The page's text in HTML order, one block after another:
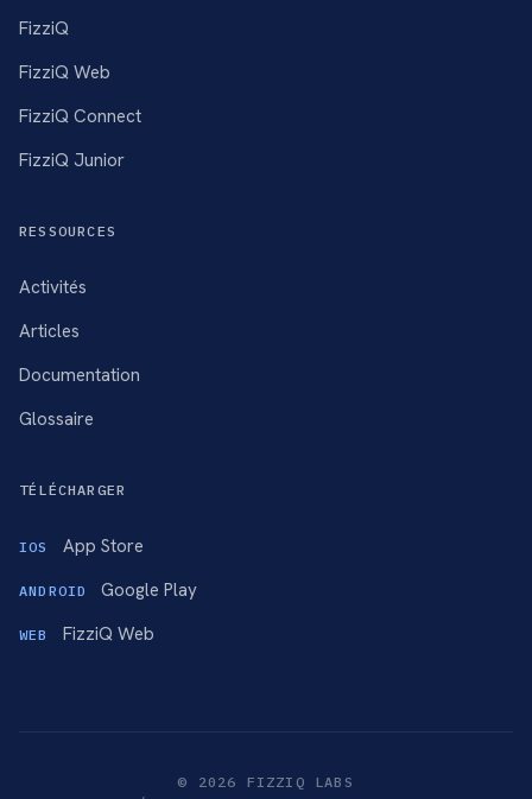
FizziQ
FizziQ Web
FizziQ Connect
FizziQ Junior
RESSOURCES
Activités
Articles
Documentation
Glossaire
TÉLÉCHARGER
IOS App Store
ANDROID Google Play
WEB FizziQ Web
© 2026 FIZZIQ LABS